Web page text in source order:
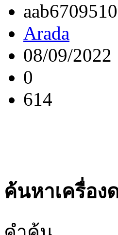
aab6709510
Arada
08/09/2022
0
614
ค้นหาเครื่อง